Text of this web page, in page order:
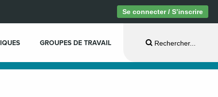
Se connecter / S’inscrire
GROUPES DE TRAVAIL Rechercher...